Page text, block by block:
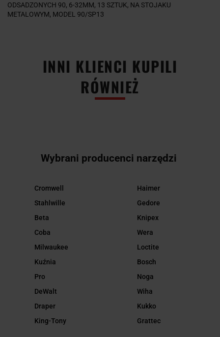
ODSADZONYCH 90, 6-32MM, 13 SZTUK, NA STOJAKU
METALOWYM, MODEL 90/SP13
INNI KLIENCI KUPILI
RÓWNIEŻ
Wybrani producenci narzędzi
Cromwell
Stahlwille
Beta
Coba
Milwaukee
Kuźnia
Pro
DeWalt
Draper
King-Tony
Haimer
Gedore
Knipex
Wera
Loctite
Bosch
Noga
Wiha
Kukko
Grattec